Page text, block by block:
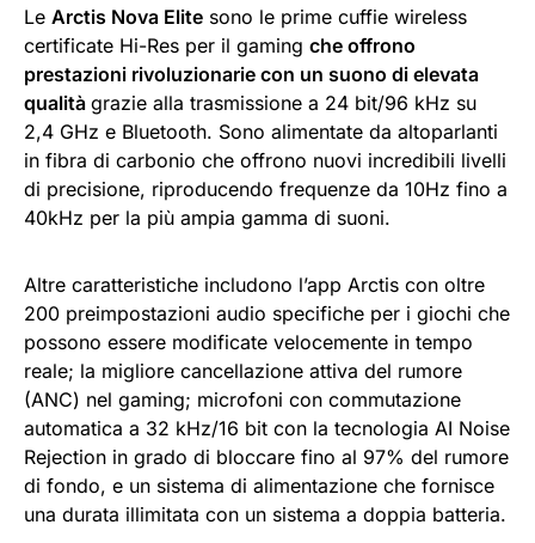
Le Arctis Nova Elite sono le prime cuffie wireless
certificate Hi-Res per il gaming che offrono
prestazioni rivoluzionarie con un suono di elevata
qualità grazie alla trasmissione a 24 bit/96 kHz su
2,4 GHz e Bluetooth. Sono alimentate da altoparlanti
in fibra di carbonio che offrono nuovi incredibili livelli
di precisione, riproducendo frequenze da 10Hz fino a
40kHz per la più ampia gamma di suoni.
Altre caratteristiche includono l’app Arctis con oltre
200 preimpostazioni audio specifiche per i giochi che
possono essere modificate velocemente in tempo
reale; la migliore cancellazione attiva del rumore
(ANC) nel gaming; microfoni con commutazione
automatica a 32 kHz/16 bit con la tecnologia AI Noise
Rejection in grado di bloccare fino al 97% del rumore
di fondo, e un sistema di alimentazione che fornisce
una durata illimitata con un sistema a doppia batteria.